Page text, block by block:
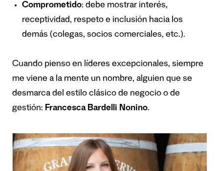
Comprometido: debe mostrar interés,
receptividad, respeto e inclusión hacia los
demás (colegas, socios comerciales, etc.).
Cuando pienso en líderes excepcionales, siempre
me viene a la mente un nombre, alguien que se
desmarca del estilo clásico de negocio o de
gestión: Francesca Bardelli Nonino.